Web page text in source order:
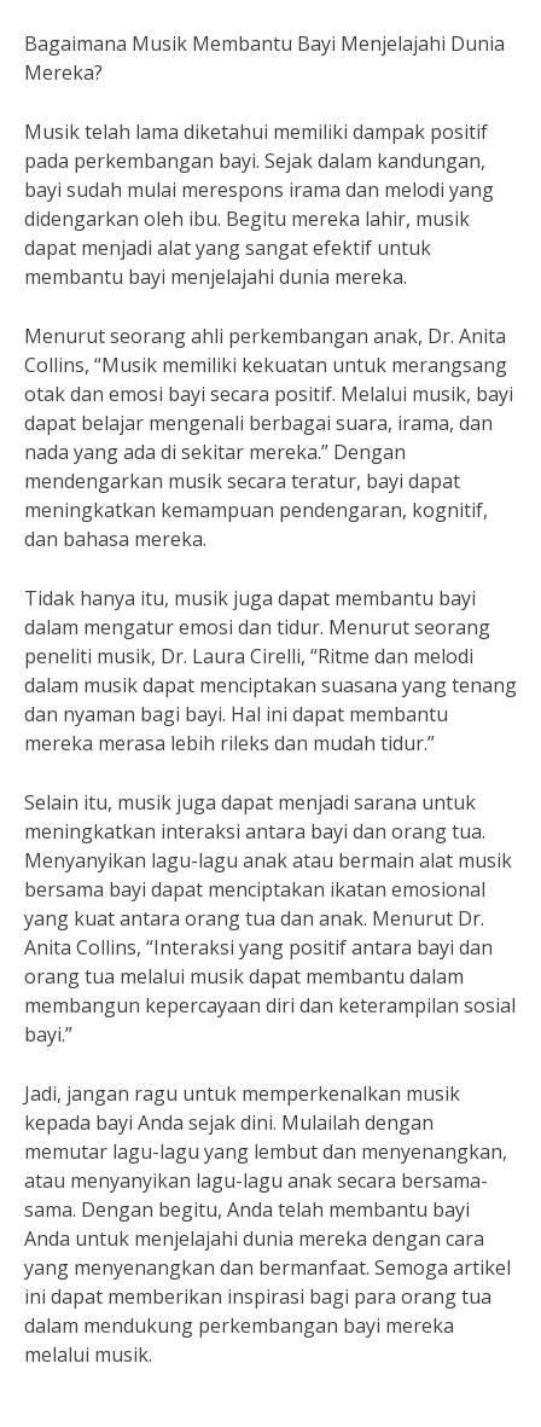
Bagaimana Musik Membantu Bayi Menjelajahi Dunia
Mereka?
Musik telah lama diketahui memiliki dampak positif
pada perkembangan bayi. Sejak dalam kandungan,
bayi sudah mulai merespons irama dan melodi yang
didengarkan oleh ibu. Begitu mereka lahir, musik
dapat menjadi alat yang sangat efektif untuk
membantu bayi menjelajahi dunia mereka.
Menurut seorang ahli perkembangan anak, Dr. Anita
Collins, “Musik memiliki kekuatan untuk merangsang
otak dan emosi bayi secara positif. Melalui musik, bayi
dapat belajar mengenali berbagai suara, irama, dan
nada yang ada di sekitar mereka.” Dengan
mendengarkan musik secara teratur, bayi dapat
meningkatkan kemampuan pendengaran, kognitif,
dan bahasa mereka.
Tidak hanya itu, musik juga dapat membantu bayi
dalam mengatur emosi dan tidur. Menurut seorang
peneliti musik, Dr. Laura Cirelli, “Ritme dan melodi
dalam musik dapat menciptakan suasana yang tenang
dan nyaman bagi bayi. Hal ini dapat membantu
mereka merasa lebih rileks dan mudah tidur.”
Selain itu, musik juga dapat menjadi sarana untuk
meningkatkan interaksi antara bayi dan orang tua.
Menyanyikan lagu-lagu anak atau bermain alat musik
bersama bayi dapat menciptakan ikatan emosional
yang kuat antara orang tua dan anak. Menurut Dr.
Anita Collins, “Interaksi yang positif antara bayi dan
orang tua melalui musik dapat membantu dalam
membangun kepercayaan diri dan keterampilan sosial
bayi.”
Jadi, jangan ragu untuk memperkenalkan musik
kepada bayi Anda sejak dini. Mulailah dengan
memutar lagu-lagu yang lembut dan menyenangkan,
atau menyanyikan lagu-lagu anak secara bersama-
sama. Dengan begitu, Anda telah membantu bayi
Anda untuk menjelajahi dunia mereka dengan cara
yang menyenangkan dan bermanfaat. Semoga artikel
ini dapat memberikan inspirasi bagi para orang tua
dalam mendukung perkembangan bayi mereka
melalui musik.